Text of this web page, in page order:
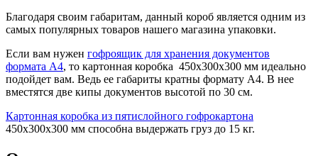
Благодаря своим габаритам, данный короб является одним из
самых популярных товаров нашего магазина упаковки.
Если вам нужен гофроящик для хранения документов
формата А4, то картонная коробка 450х300х300 мм идеально
подойдет вам. Ведь ее габариты кратны формату А4. В нее
вместятся две кипы документов высотой по 30 см.
Картонная коробка из пятислойного гофрокартона
450х300х300 мм способна выдержать груз до 15 кг.